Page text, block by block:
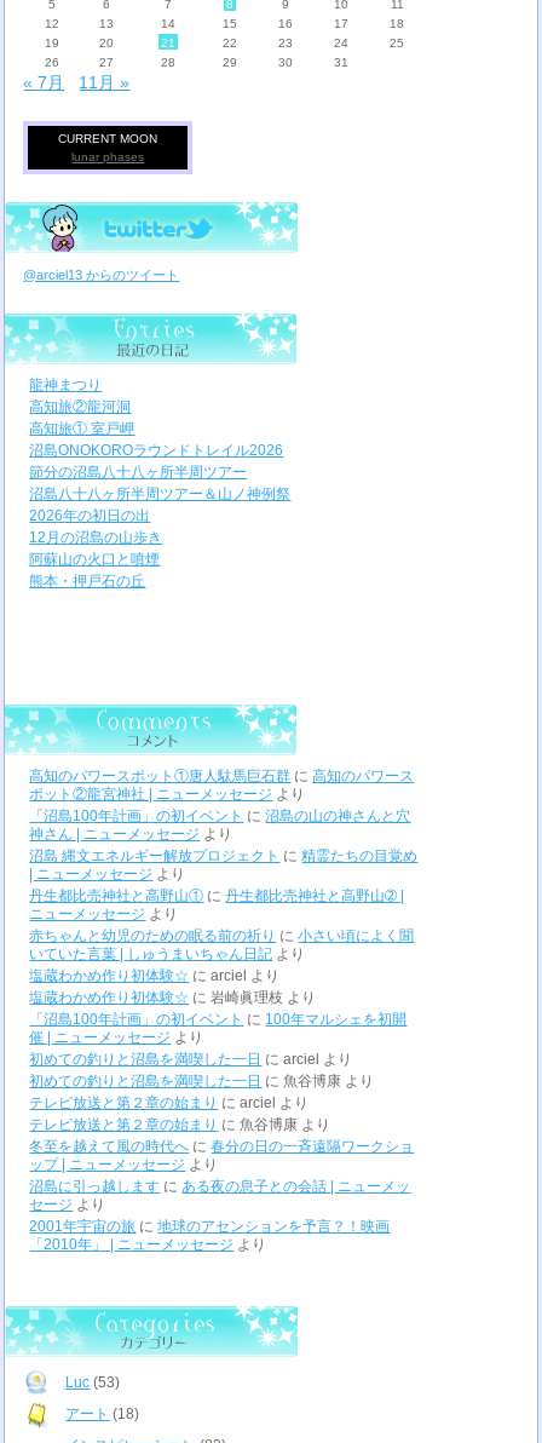
5 6 7 8 9 10
11
12
13 14 15 16 17
18
19
20 21 22 23 24
25
26
27 28 29 30 31
« 7月 11月 »
CURRENT MOON
lunar phases
@arciel13 からのツイート
龍神まつり
高知旅②龍河洞
高知旅① 室戸岬
沼島ONOKOROラウンドトレイル2026
節分の沼島八十八ヶ所半周ツアー
沼島八十八ヶ所半周ツアー＆山ノ神例祭
2026年の初日の出
12月の沼島の山歩き
阿蘇山の火口と噴煙
熊本・押戸石の丘
高知のパワースポット①唐人駄馬巨石群 に高知のパワース
ポット②龍宮神社 | ニューメッセージ より
「沼島100年計画」の初イベント に沼島の山の神さんと穴
神さん | ニューメッセージ より
沼島 縄文エネルギー解放プロジェクト に精霊たちの目覚め
| ニューメッセージ より
丹生都比売神社と高野山① に丹生都比売神社と高野山➁ |
ニューメッセージ より
赤ちゃんと幼児のための眠る前の祈り に小さい頃によく聞
いていた言葉 | しゅうまいちゃん日記 より
塩蔵わかめ作り初体験☆ にarciel
より
塩蔵わかめ作り初体験☆ に岩崎眞理枝 より
「沼島100年計画」の初イベント に 100年マルシェを初開
催 | ニューメッセージ より
初めての釣りと沼島を満喫した一日 にarciel
より
初めての釣りと沼島を満喫した一日 に魚谷博康 より
テレビ放送と第２章の始まり にarciel
より
テレビ放送と第２章の始まり に魚谷博康 より
冬至を越えて風の時代へ に春分の日の一斉遠隔ワークショ
ップ | ニューメッセージ より
沼島に引っ越します に ある夜の息子との会話 | ニューメッ
セージ より
2001年宇宙の旅 に地球のアセンションを予言？！映画
「2010年」 | ニューメッセージ より
Luc (53)
アート (18)